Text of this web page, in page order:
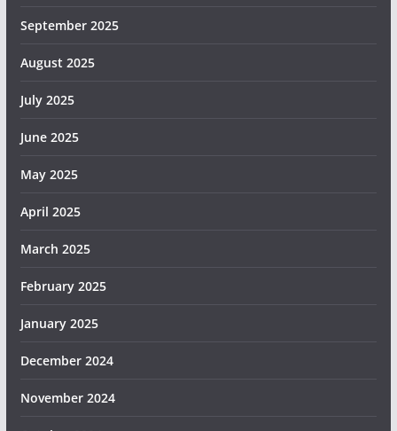
September 2025
August 2025
July 2025
June 2025
May 2025
April 2025
March 2025
February 2025
January 2025
December 2024
November 2024